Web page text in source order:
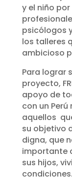
y el niño
psicólogos
los talleres
ambicioso
Para lograr
proyecto,
apoyo de
con un
aquellos
su objetivo
digna, que
importante
sus hijos,
condiciones.